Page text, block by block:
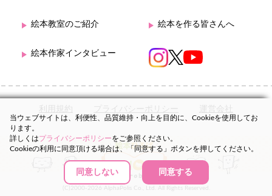
絵本教室のご紹介 絵本を作る皆さんへ
絵本作家インタビュー
利用規約 プライバシーポリシー 運営会社
(C)2000-2026 AlphaPolis Co., Ltd. All Rights Reserved.
当ウェブサイトは、利便性、品質維持・向上を目的に、Cookieを使用してお
ります。
詳しくはプライバシーポリシーをご参照ください。
Cookieの利用に同意頂ける場合は、「同意する」ボタンを押してください。
同意しない 同意する